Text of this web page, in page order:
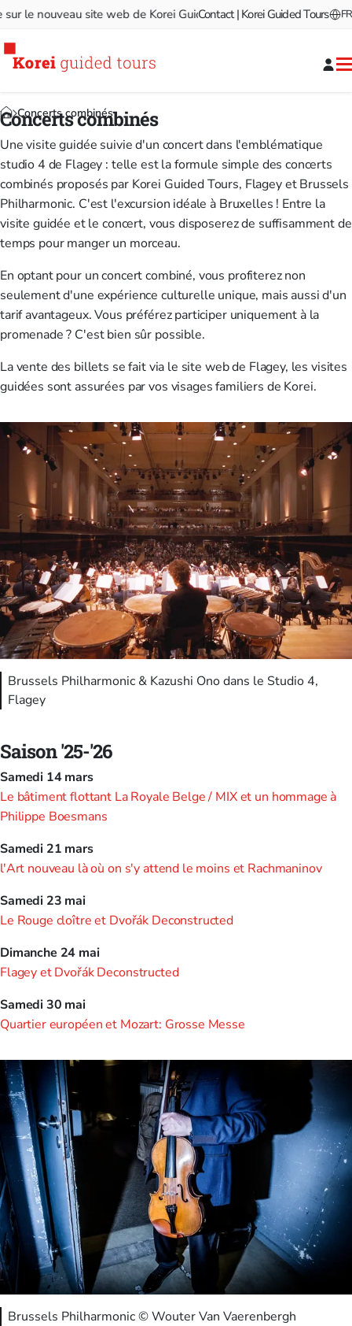
nouveau site web de Korei Guided Tours! Bienvenue sur le
Contact | Korei Guided Tours FR
Concerts combinés
Concerts combinés
Une visite guidée suivie d'un concert dans l'emblématique
studio 4 de Flagey : telle est la formule simple des concerts
combinés proposés par Korei Guided Tours, Flagey et Brussels
Philharmonic. C'est l'excursion idéale à Bruxelles ! Entre la
visite guidée et le concert, vous disposerez de suffisamment de
temps pour manger un morceau.
En optant pour un concert combiné, vous profiterez non
seulement d'une expérience culturelle unique, mais aussi d'un
tarif avantageux. Vous préférez participer uniquement à la
promenade ? C'est bien sûr possible.
La vente des billets se fait via le site web de Flagey, les visites
guidées sont assurées par vos visages familiers de Korei.
Brussels Philharmonic & Kazushi Ono dans le Studio 4,
Flagey
Saison '25-'26
Samedi 14 mars
Le bâtiment flottant La Royale Belge / MIX et un hommage à
Philippe Boesmans
Samedi 21 mars
l'Art nouveau là où on s'y attend le moins et Rachmaninov
Samedi 23 mai
Le Rouge cloître et Dvořák Deconstructed
Dimanche 24 mai
Flagey et Dvořák Deconstructed
Samedi 30 mai
Quartier européen et Mozart: Grosse Messe
Brussels Philharmonic © Wouter Van Vaerenbergh